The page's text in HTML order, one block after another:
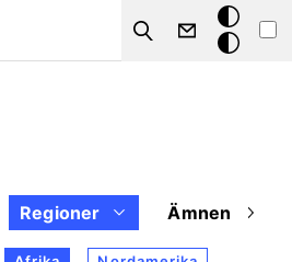
Search
Mörkt
läge
Regioner Ämnen